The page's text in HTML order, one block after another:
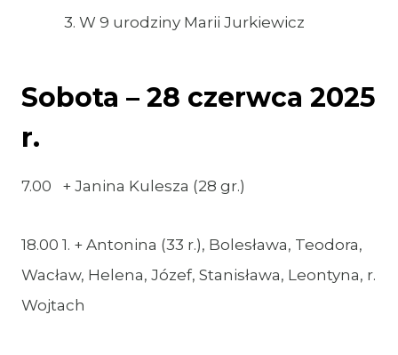
3. W 9 urodziny Marii Jurkiewicz
Sobota – 28 czerwca 2025
r.
7.00 + Janina Kulesza (28 gr.)
18.00 1. + Antonina (33 r.), Bolesława, Teodora,
Wacław, Helena, Józef, Stanisława, Leontyna, r.
Wojtach